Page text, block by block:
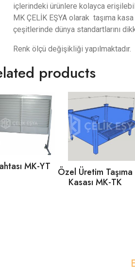
içlerindeki ürünlere kolayca
MK ÇELİK EŞYA olarak taşıma
çeşitlerinde dünya standartlarını
Renk ölçü değişikliği yapılmaktadır.
products
MK-YT
Özel Üretim Taşıma
Kasası MK-TK